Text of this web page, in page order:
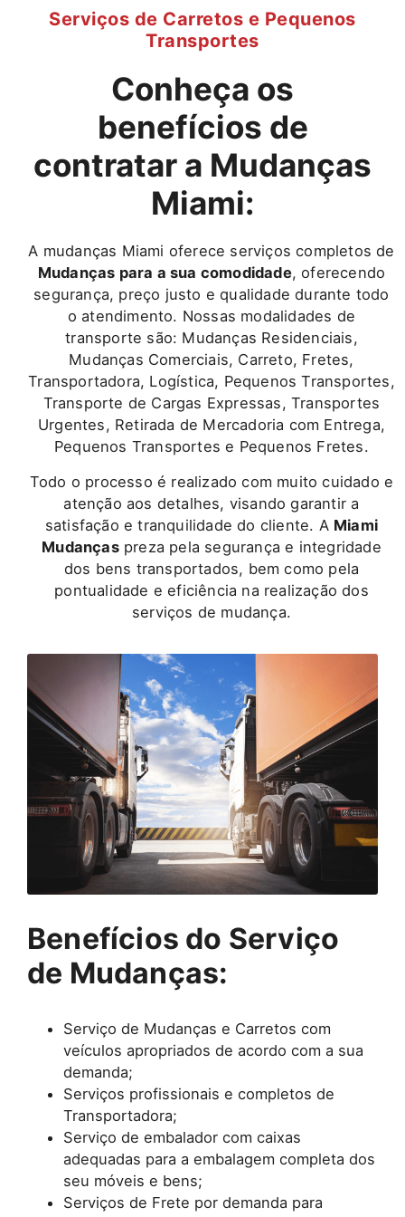
Serviços de Carretos e Pequenos
Transportes
Conheça os
benefícios de
contratar a Mudanças
Miami:
A mudanças Miami oferece serviços completos de
Mudanças para a sua comodidade, oferecendo
segurança, preço justo e qualidade durante todo
o atendimento. Nossas modalidades de
transporte são: Mudanças Residenciais,
Mudanças Comerciais, Carreto, Fretes,
Transportadora, Logística, Pequenos Transportes,
Transporte de Cargas Expressas, Transportes
Urgentes, Retirada de Mercadoria com Entrega,
Pequenos Transportes e Pequenos Fretes.
Todo o processo é realizado com muito cuidado e
atenção aos detalhes, visando garantir a
satisfação e tranquilidade do cliente. A Miami
Mudançaspreza pela segurança e integridade
dos bens transportados, bem como pela
pontualidade e eficiência na realização dos
serviços de mudança.
Benefícios do Serviço
de Mudanças:
Serviço de Mudanças e Carretos com
veículos apropriados de acordo com a sua
demanda;
Serviços profissionais e completos de
Transportadora;
Serviço de embalador com caixas
adequadas para a embalagem completa dos
seu móveis e bens;
Serviços de Frete por demanda para